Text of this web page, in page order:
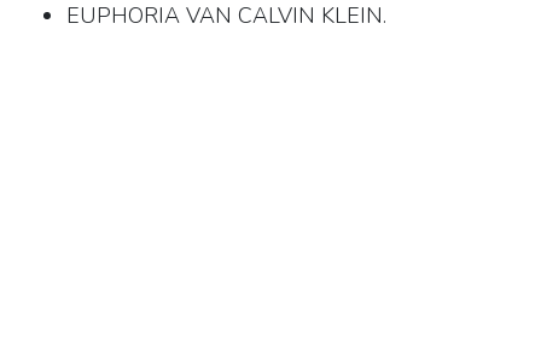
EUPHORIA VAN CALVIN KLEIN.